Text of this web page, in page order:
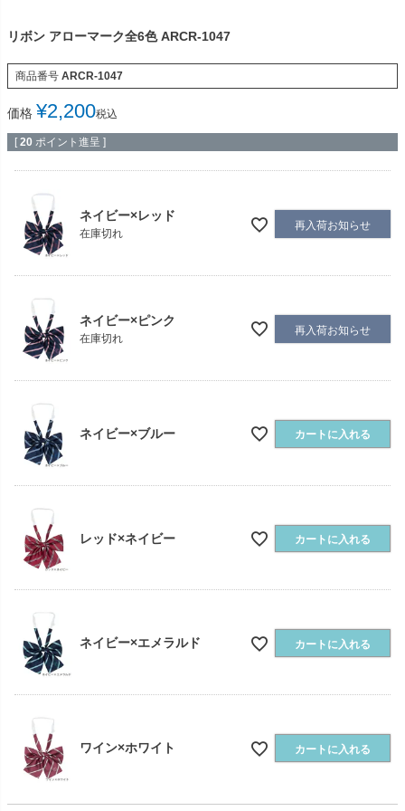
リボン アローマーク全6色 ARCR-1047
商品番号 ARCR-1047
価格 ¥2,200税込
[ 20 ポイント進呈 ]
ネイビー×レッド
在庫切れ
再入荷お知らせ
ネイビー×ピンク
在庫切れ
再入荷お知らせ
ネイビー×ブルー カートに入れる
レッド×ネイビー カートに入れる
ネイビー×エメラルド カートに入れる
ワイン×ホワイト カートに入れる